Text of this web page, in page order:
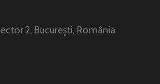
2, București, România